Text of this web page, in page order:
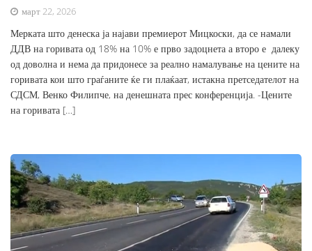
март 22, 2026
Мерката што денеска ја најави премиерот Мицкоски, да се намали
ДДВ на горивата од 18% на 10% е прво задоцнета а второ е далеку
од доволна и нема да придонесе за реално намалување на цените на
горивата кои што граѓаните ќе ги плаќаат, истакна претседателот на
СДСМ, Венко Филипче, на денешната прес конференција. -Цените
на горивата […]